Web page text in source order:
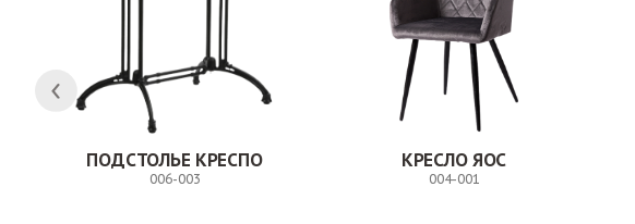
ПОДСТОЛЬЕ КРЕСПО
006-003
КРЕСЛО ЯОС
004-001